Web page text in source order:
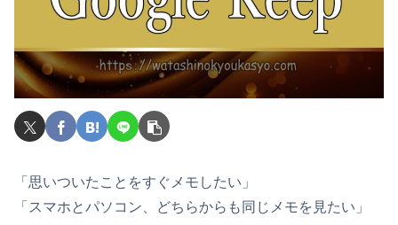
「思いついたことをすぐメモしたい」
「スマホとパソコン、どちらからも同じメモを見たい」